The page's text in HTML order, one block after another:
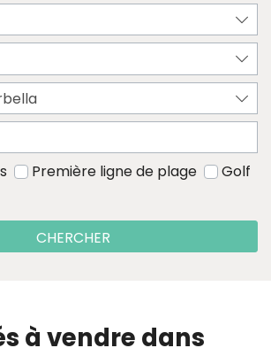
Première ligne de plage Golf
CHERCHER
à vendre dans